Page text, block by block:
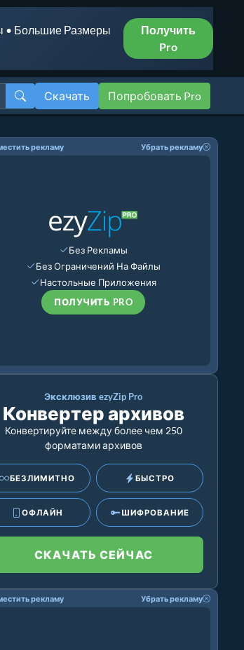
• Большие Размеры
Получить
Pro
Скачать Попробовать Pro
рекламу Убрать рекламу
Без Рекламы
Без Ограничений На Файлы
Настольные Приложения
ПОЛУЧИТЬ PRO
Эксклюзив ezyZip Pro
Конвертер архивов
Конвертируйте между более чем 250
форматами архивов
БЕЗЛИМИТНО БЫСТРО
ОФЛАЙН ШИФРОВАНИЕ
СКАЧАТЬ СЕЙЧАС
рекламу Убрать рекламу